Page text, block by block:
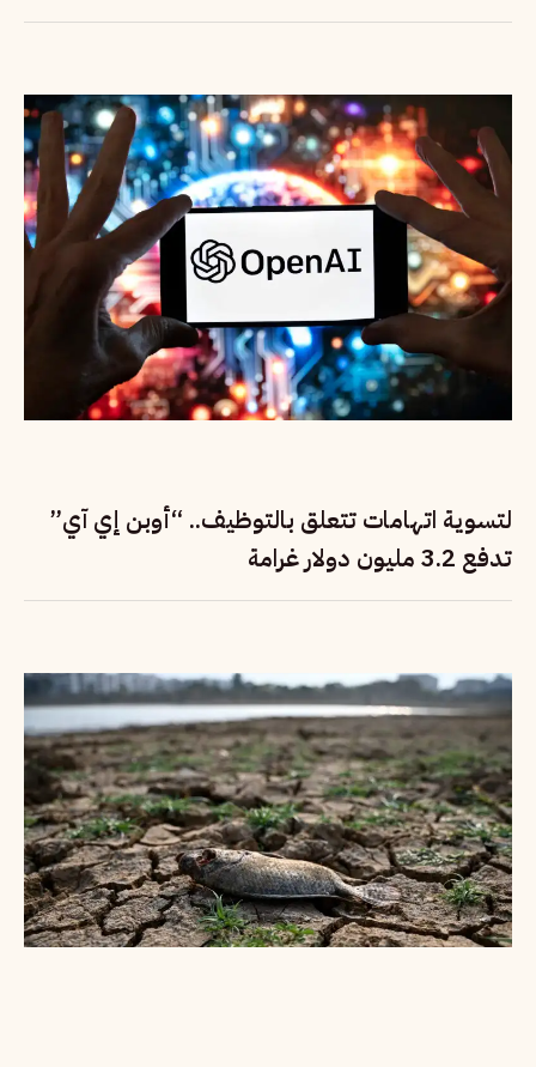
لتسوية اتهامات تتعلق بالتوظيف.. “أوبن إي آي”
تدفع 3.2 مليون دولار غرامة